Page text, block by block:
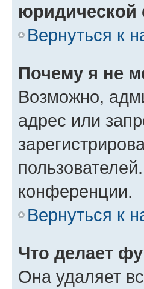
юридической
Вернуться к
Почему я не
Возможно,
адрес или
конференции.
Вернуться к
Что делает
Она удаляет